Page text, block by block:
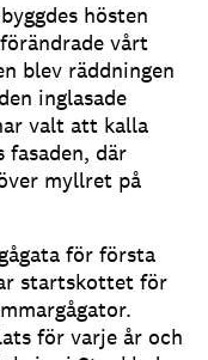
hösten
vårt
blev räddningen
inglasade
valt att kalla
fasaden, där
myllret på
för första
startskottet för
.
för varje år och